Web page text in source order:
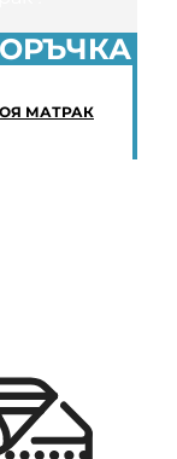
МАТРАК